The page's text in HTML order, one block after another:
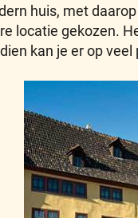
huis, met
locatie gekozen.
kan je er op